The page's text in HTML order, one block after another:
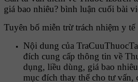
giá bao nhiêu? bình luận cuối bài
Tuyên bố miễn trừ trách nhiệm y tế
Nội dung của
đích cung cấp thông tin về
dụng, liều dùng, giá bao
mục đích thay thế cho tư vấn,